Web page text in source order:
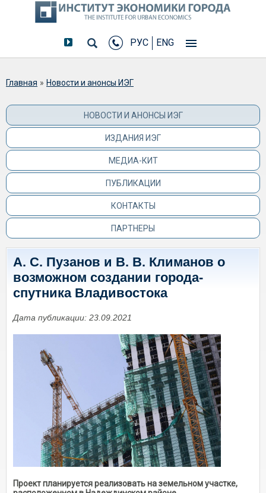
РУС ENG
Вы здесь
Главная » Новости и анонсы ИЭГ
НОВОСТИ И АНОНСЫ ИЭГ
ИЗДАНИЯ ИЭГ
МЕДИА-КИТ
ПУБЛИКАЦИИ
КОНТАКТЫ
ПАРТНЕРЫ
А. С. Пузанов и В. В. Климанов о
возможном создании города-
спутника Владивостока
Дата публикации: 23.09.2021
Проект планируется реализовать на земельном участке,